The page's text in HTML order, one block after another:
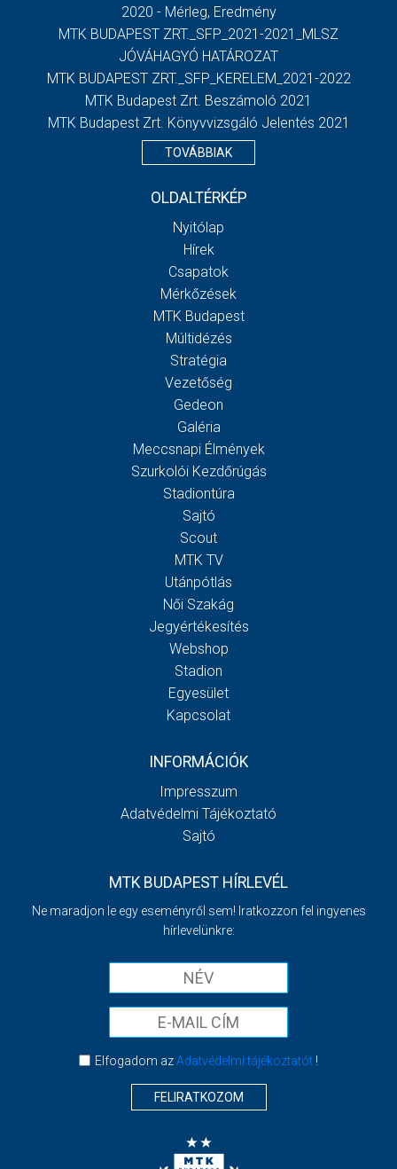
2020 - Mérleg, Eredmény
MTK BUDAPEST ZRT._SFP_2021-2021_MLSZ
JÓVÁHAGYÓ HATÁROZAT
MTK BUDAPEST ZRT._SFP_KERELEM_2021-2022
MTK Budapest Zrt. Beszámoló 2021
MTK Budapest Zrt. Könyvvizsgáló Jelentés 2021
TOVÁBBIAK
OLDALTÉRKÉP
Nyitólap
Hírek
Csapatok
Mérkőzések
MTK Budapest
Múltidézés
Stratégia
Vezetőség
Gedeon
Galéria
Meccsnapi Élmények
Szurkolói Kezdőrúgás
Stadiontúra
Sajtó
Scout
MTK TV
Utánpótlás
Női Szakág
Jegyértékesítés
Webshop
Stadion
Egyesület
Kapcsolat
INFORMÁCIÓK
Impresszum
Adatvédelmi Tájékoztató
Sajtó
MTK BUDAPEST HÍRLEVÉL
Ne maradjon le egy eseményről sem! Iratkozzon fel ingyenes
hírlevelünkre:
Elfogadom azAdatvédelmi tájékoztatót!
FELIRATKOZOM